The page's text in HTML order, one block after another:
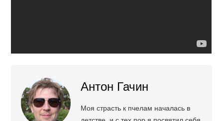
Антон Гачин
Моя страсть к пчелам началась в